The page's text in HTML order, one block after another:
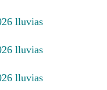
lluvias
lluvias
lluvias